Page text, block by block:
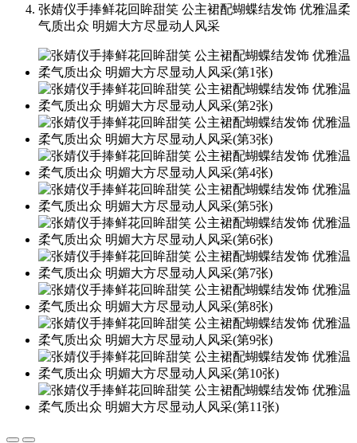
张婧仪手捧鲜花回眸甜笑 公主裙配蝴蝶结发饰 优雅温柔
气质出众 明媚大方尽显动人风采